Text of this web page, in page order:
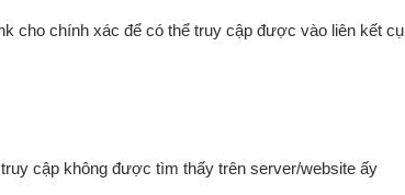
cho chính xác để có thể truy cập được vào liên kết cụ
cập không được tìm thấy trên server/website ấy